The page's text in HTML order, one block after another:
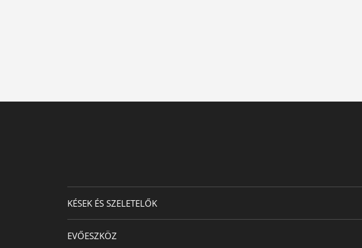
KÉSEK ÉS SZELETELŐK
EVŐESZKÖZ